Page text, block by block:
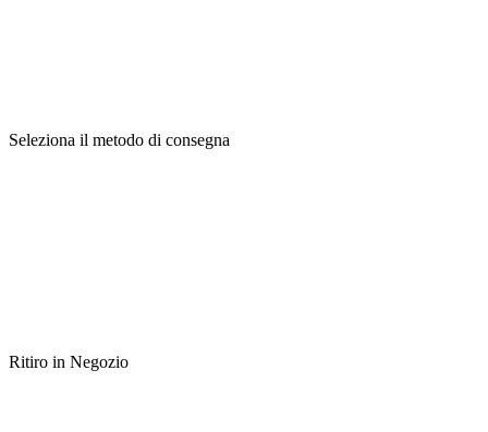
Seleziona il metodo di consegna
Ritiro in Negozio